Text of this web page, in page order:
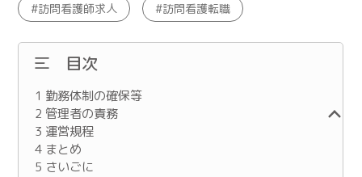
訪問看護師求人 訪問看護転職
目次
1 勤務体制の確保等
2 管理者の責務
3 運営規程
4 まとめ
5 さいごに